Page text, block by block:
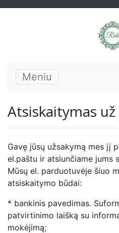
Meniu
Atsiskaitymas
Gavę jūsų užsakymą mes jį
el.paštu ir atsiunčiame jums
Mūsų el. parduotuvėje šiuo
atsiskaitymo būdai:
* bankinis pavedimas.
patvirtinimo laišką su
mokėjimą;